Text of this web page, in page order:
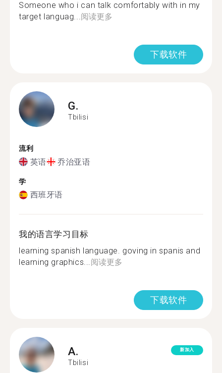
Someone who i can talk comfortably with in my
target languag...阅读更多
下载软件
G.
Tbilisi
流利
英语 乔治亚语
学
西班牙语
我的语言学习目标
learning spanish language. goving in spanis and
learning graphics...阅读更多
下载软件
A.
Tbilisi
新加入